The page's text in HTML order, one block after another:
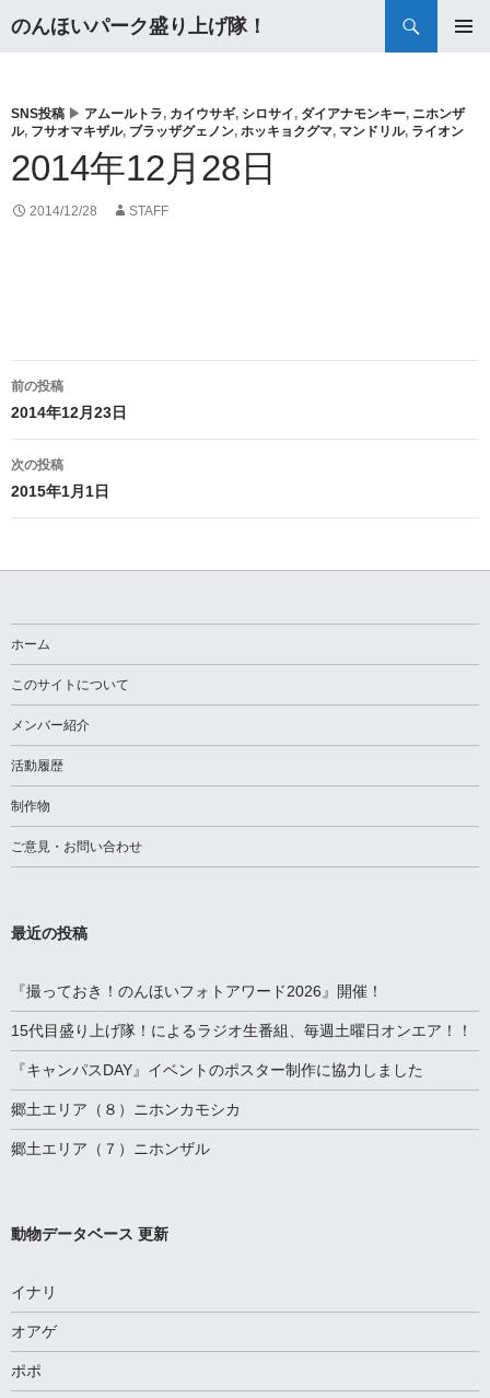
のんほいパーク盛り上げ隊！
索
ン
ツ
へ
ス
キ
SNS投稿 ▶ アムールトラ, カイウサギ, シロサイ, ダイアナモンキー, ニホンザ
ル, フサオマキザル, ブラッザグェノン, ホッキョクグマ, マンドリル, ライオン
2014年12月28日
2014/12/28 STAFF
投
稿
ナ
ビ
ー
ョ
ン
前の投稿
2014年12月23日
次の投稿
2015年1月1日
ホーム
このサイトについて
メンバー紹介
活動履歴
制作物
ご意見・お問い合わせ
最近の投稿
『撮っておき！のんほいフォトアワード2026』開催！
15代目盛り上げ隊！によるラジオ生番組、毎週土曜日オンエア！！
『キャンパスDAY』イベントのポスター制作に協力しました
郷土エリア（８）ニホンカモシカ
郷土エリア（７）ニホンザル
動物データベース 更新
イナリ
オアゲ
ポポ